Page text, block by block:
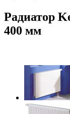
Радиатор
400 мм